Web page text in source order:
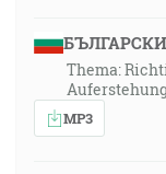
Thema:
MP3